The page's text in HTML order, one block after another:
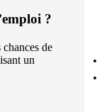
?
de
un